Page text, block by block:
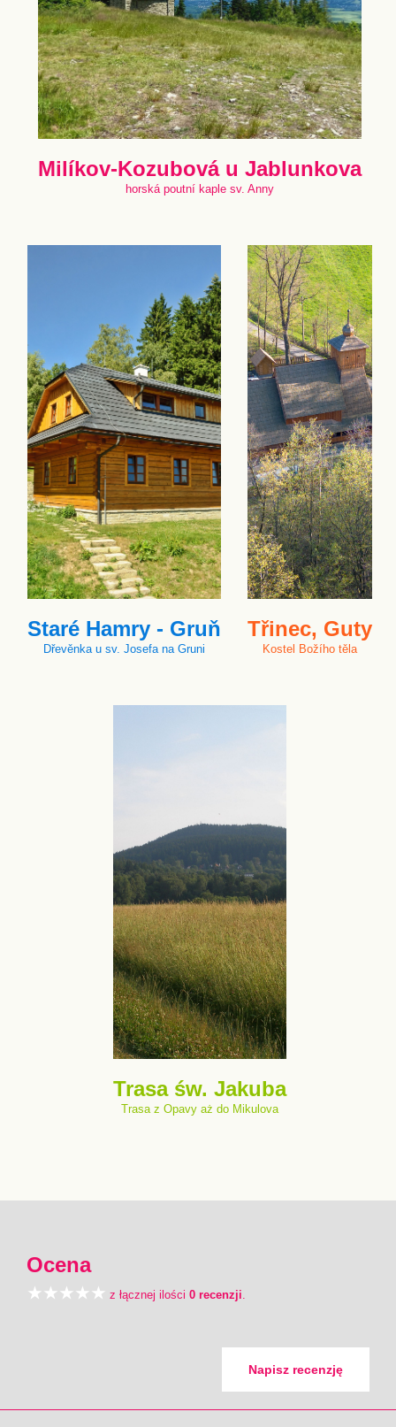
Milíkov-Kozubová u Jablunkova
horská poutní kaple sv. Anny
Staré Hamry - Gruň
Dřevěnka u sv. Josefa na Gruni
Třinec, Guty
Kostel Božího těla
Trasa św. Jakuba
Trasa z Opavy aż do Mikulova
Ocena
z łącznej ilości 0 recenzji.
Napisz recenzję